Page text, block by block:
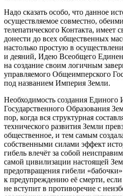
Надо сказать особо, что данное
осуществляемое совместно,
телепатического Контакта, имеет
донести до всех общественных
настолько простую в
и деяний, Идею Всеобщего
на создание своим логичным
управляемого Общеимперского
под названием Империя Земли.
Необходимость создания Единого
Государственного Образования
пор, когда вся структурная
технического развития Земли
общественное, и тем самым
собственными силами эффект
гибель влечёт за собой
самой цивилизации настоящей
предотвращения гибели
к предупреждению её смерти,
не вступит в противоречие с